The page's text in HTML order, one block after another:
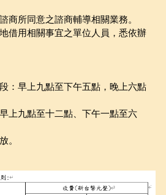
商所同意之諮商輔導相關業務。
借用相關事宜之單位人員，悉依辦
：早上九點至下午五點，晚上六點
上九點至十二點、下午一點至六
。
報導
報導
活動報導